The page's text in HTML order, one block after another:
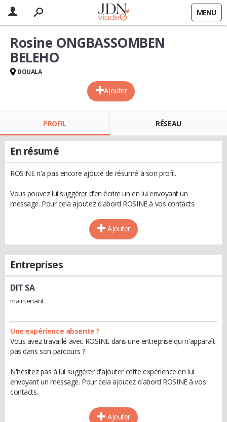
MENU
Ajouter
Rosine ONGBASSOMBEN
BELEHO
DOUALA
PROFIL RÉSEAU
En résumé
ROSINE n'a pas encore ajouté de résumé à son profil.
Vous pouvez lui suggérer d'en écrire un en lui envoyant un
message. Pour cela ajoutez d'abord ROSINE à vos contacts.
Ajouter
Entreprises
DIT SA
maintenant
Une expérience absente ?
Vous avez travaillé avec ROSINE dans une entreprise qui n'apparaît
pas dans son parcours ?
N'hésitez pas à lui suggérer d'ajouter cette expérience en lui
envoyant un message. Pour cela ajoutez d'abord ROSINE à vos
contacts.
Ajouter